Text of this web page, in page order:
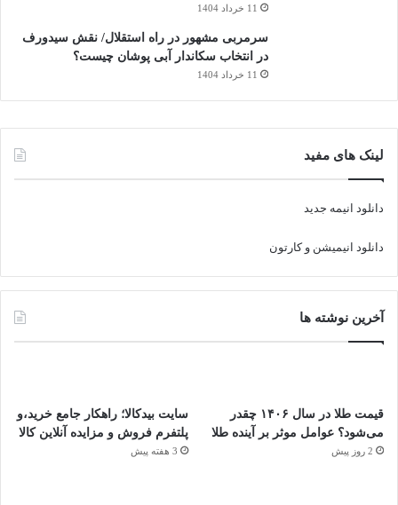
11 خرداد 1404
سرمربی مشهور در راه استقلال/ نقش سیدورف
در انتخاب سکاندار آبی پوشان چیست؟
11 خرداد 1404
لینک های مفید
دانلود انیمه جدید
دانلود انیمیشن و کارتون
آخرین نوشته ها
قیمت طلا در سال ۱۴۰۶ چقدر
می‌شود؟ عوامل موثر بر آینده طلا
2 روز پیش
سایت بیدکالا؛ راهکار جامع خرید،و
پلتفرم فروش و مزایده آنلاین کالا
3 هفته پیش